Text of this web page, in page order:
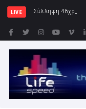
LIVE Σύλληψη